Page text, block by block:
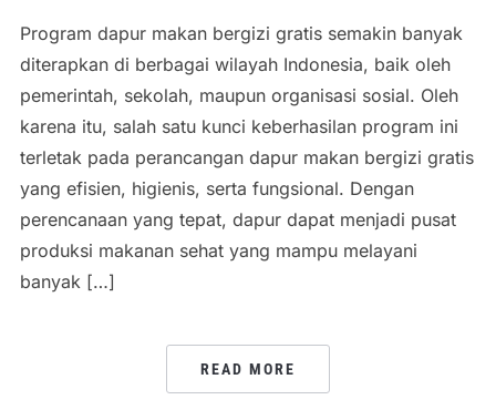
Program dapur makan bergizi gratis semakin banyak
diterapkan di berbagai wilayah Indonesia, baik oleh
pemerintah, sekolah, maupun organisasi sosial. Oleh
karena itu, salah satu kunci keberhasilan program ini
terletak pada perancangan dapur makan bergizi gratis
yang efisien, higienis, serta fungsional. Dengan
perencanaan yang tepat, dapur dapat menjadi pusat
produksi makanan sehat yang mampu melayani
banyak […]
READ MORE